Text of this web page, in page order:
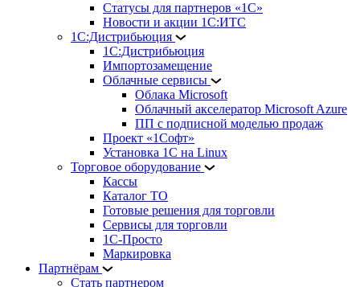
Статусы для партнеров «1С»
Новости и акции 1С:ИТС
1С:Дистрибьюция
1С:Дистрибьюция
Импортозамещение
Облачные сервисы
Облака Microsoft
Облачный акселератор Microsoft Azure
ПП с подписной моделью продаж
Проект «1Софт»
Установка 1С на Linux
Торговое оборудование
Кассы
Каталог ТО
Готовые решения для торговли
Сервисы для торговли
1С-Просто
Маркировка
Партнёрам
Стать партнером